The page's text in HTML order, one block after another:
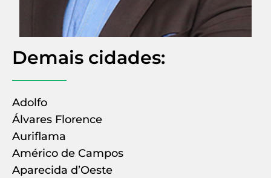
Demais cidades:
Adolfo
Álvares Florence
Auriflama
Américo de Campos
Aparecida d’Oeste